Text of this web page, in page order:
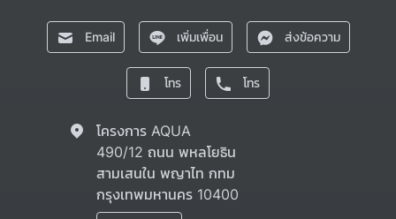
Email เพิ่มเพื่อน ส่งข้อความ
โทร โทร
โครงการ AQUA
490/12 ถนน พหลโยธิน
สามเสนใน พญาไท กทม
กรุงเทพมหานคร 10400